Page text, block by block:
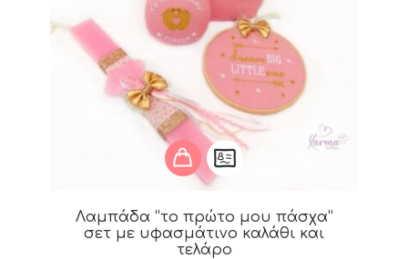
Λαμπάδα “το πρώτο μου πάσχα”
σετ με υφασμάτινο καλάθι και
τελάρο